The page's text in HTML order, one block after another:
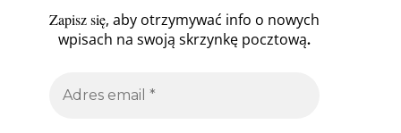
Zapisz się, aby otrzymywać info o nowych
wpisach na swoją skrzynkę pocztową.